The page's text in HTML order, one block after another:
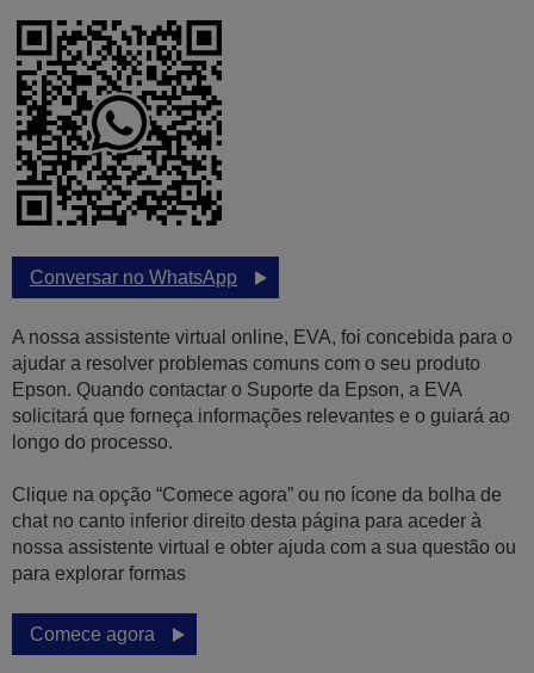
Conversar no WhatsApp
A nossa assistente virtual online, EVA, foi concebida para o
ajudar a resolver problemas comuns com o seu produto
Epson. Quando contactar o Suporte da Epson, a EVA
solicitará que forneça informações relevantes e o guiará ao
longo do processo.
Clique na opção “Comece agora” ou no ícone da bolha de
chat no canto inferior direito desta página para aceder à
nossa assistente virtual e obter ajuda com a sua questão ou
para explorar formas
Comece agora